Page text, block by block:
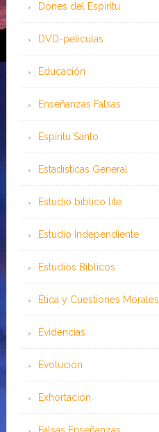
Dones del Espíritu
DVD-peliculas
Educación
Enseñanzas Falsas
Espíritu Santo
Estadísticas General
Estudio bíblico lite
Estudio Independiente
Estudios Bíblicos
Ética y Cuestiones Morales
Evidencias
Evolución
Exhortación